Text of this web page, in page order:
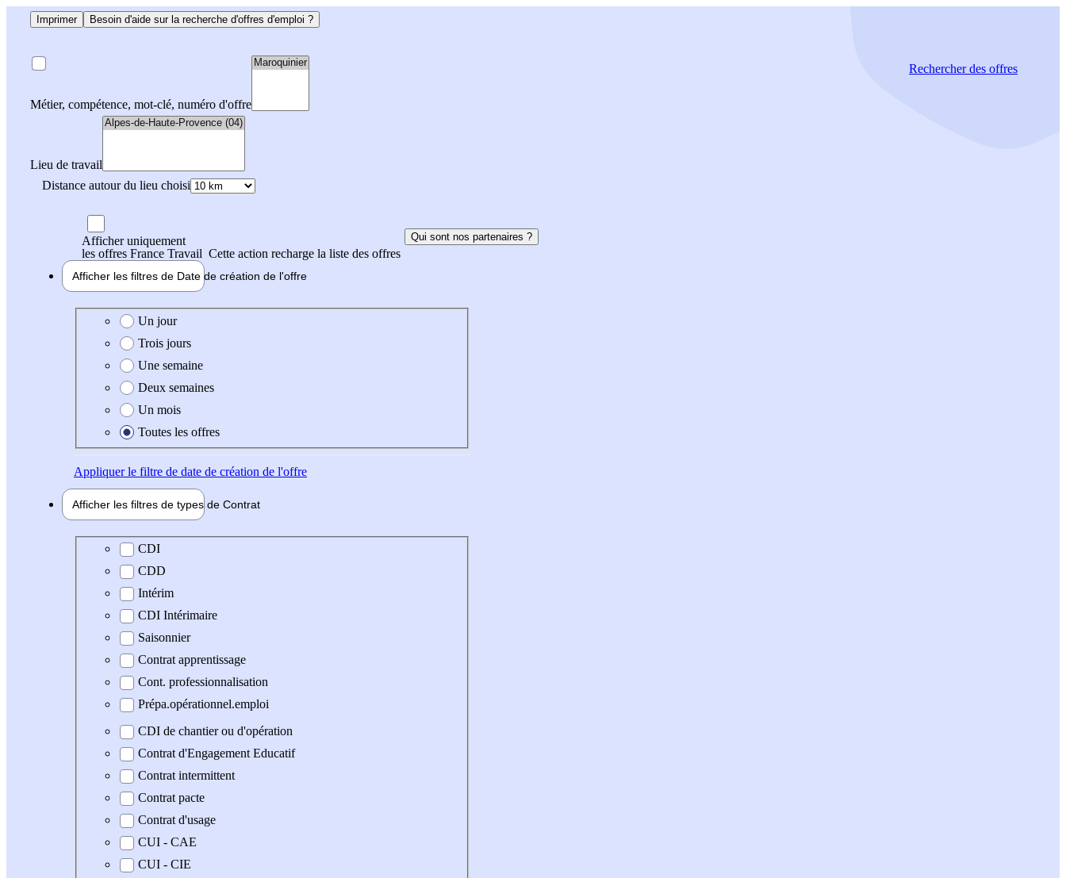
Imprimer Besoin d'aide sur la recherche d'offres d'emploi ?
Métier, compétence, mot-clé, numéro d'offre
Lieu de travail
Distance autour du lieu choisi
Rechercherdes offres
Afficher uniquement
les offres France Travail Cette action recharge la liste des offres
Qui sont nos partenaires ?
Afficher les filtres de Date de création de l'offre
Date de création de l'offre
Un jour
Trois jours
Une semaine
Deux semaines
Un mois
Toutes les offres
Appliquerle filtre de date de création de l'offre
Afficher les filtres de types de Contrat
Type de contrat
CDI
CDD
Intérim
CDI Intérimaire
Saisonnier
Contrat apprentissage
Cont. professionnalisation
Prépa.opérationnel.emploi
CDI de chantier ou d'opération
Contrat d'Engagement Educatif
Contrat intermittent
Contrat pacte
Contrat d'usage
CUI - CAE
CUI - CIE